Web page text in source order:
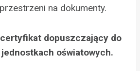
na dokumenty.
dopuszczający do
oświatowych.